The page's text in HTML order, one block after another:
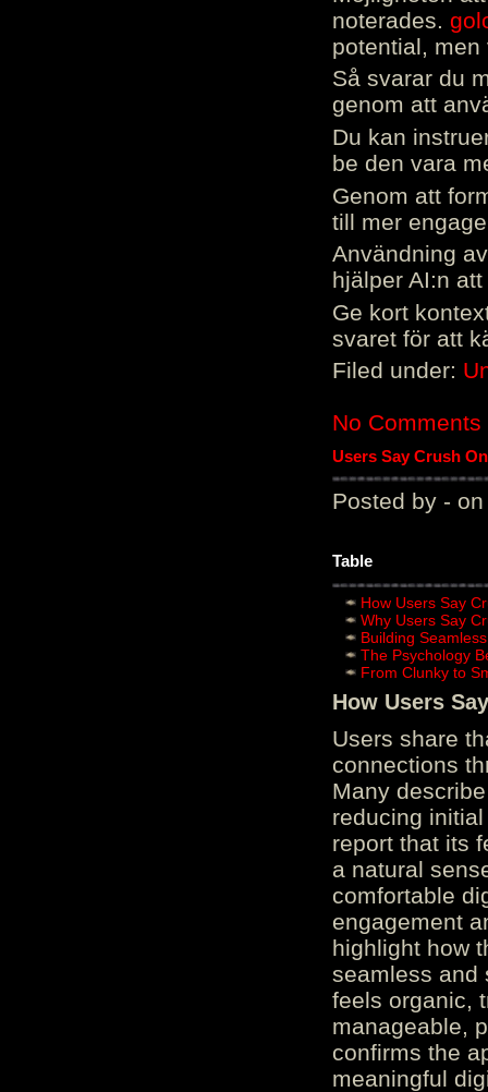
noterades.
potential, men
Så svarar du
genom att
Du kan
be den vara
Genom att
till mer
Användning
hjälper AI:n
Ge kort
svaret för att
Filed under:
No Comments
Users Say Crush
Posted by - on
Table
How Users Say
Why Users Say
Building
The Psychology
From Clunky to
How Users
Users share
connections
Many
reducing
report that its
a natural
comfortable
engagement
highlight how
seamless and
feels organic,
manageable,
confirms the
meaningful